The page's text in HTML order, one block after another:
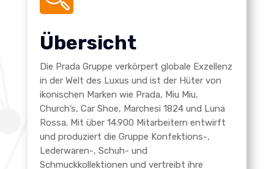
Übersicht
Die Prada Gruppe verkörpert globale Exzellenz
in der Welt des Luxus und ist der Hüter von
ikonischen Marken wie Prada, Miu Miu,
Church’s, Car Shoe, Marchesi 1824 und Luna
Rossa. Mit über 14.900 Mitarbeitern entwirft
und produziert die Gruppe Konfektions-,
Lederwaren-, Schuh- und
Schmuckkollektionen und vertreibt ihre